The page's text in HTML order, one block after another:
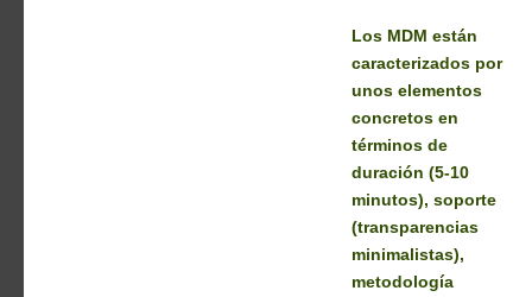
Los MDM están
caracterizados por
unos elementos
concretos en
términos de
duración (5-10
minutos), soporte
(transparencias
minimalistas),
metodología